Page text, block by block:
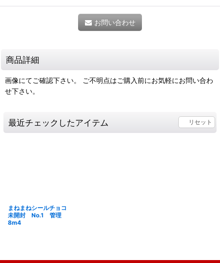
お問い合わせ
商品詳細
画像にてご確認下さい。 ご不明点はご購入前にお気軽にお問い合わ
せ下さい。
最近チェックしたアイテム リセット
まねまねシールチョコ
未開封 No.1 管理
8m4